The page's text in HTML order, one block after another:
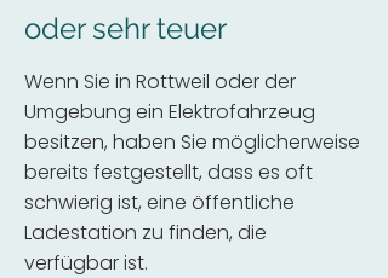
oder sehr teuer
Wenn Sie in Rottweil oder der
Umgebung ein Elektrofahrzeug
besitzen, haben Sie möglicherweise
bereits festgestellt, dass es oft
schwierig ist, eine öffentliche
Ladestation zu finden, die
verfügbar ist.